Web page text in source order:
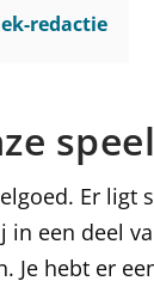
redactie
Er ligt
een deel
hebt er